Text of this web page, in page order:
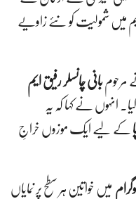
میں شمولیت کو نئے زاویے
مرحوم بانی چانسلر رفیق ایم
انہوں نے کہا کہ یہ
کے لیے ایک موزوں خراجِ
میں خواتین ہر سطح پر نمایاں